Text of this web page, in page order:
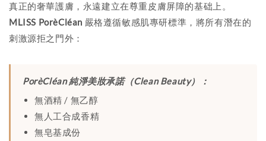
真正的奢華護膚，永遠建立在尊重皮膚屏障的基础上。
MLISS PorèCléan 嚴格遵循敏感肌專研標準，將所有潛在的
刺激源拒之門外：
PorèCléan 純淨美妝承諾（Clean Beauty）：
無酒精 / 無乙醇
無人工合成香精
無皂基成份